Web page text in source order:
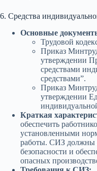
6. Средства
Основные
Трудовой
Приказ
утверждении
средствами
средствами”.
Приказ
утверждении
Краткая
обеспечить
установленными
работы. СИЗ должны
безопасности и
опасных